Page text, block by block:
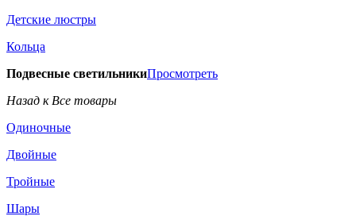
Детские люстры
Кольца
Подвесные светильникиПросмотреть
Назад к Все товары
Одиночные
Двойные
Тройные
Шары